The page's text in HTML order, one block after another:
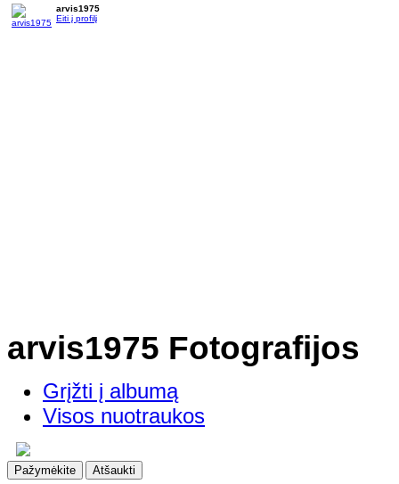
arvis1975
Eiti į profilį
arvis1975 Fotografijos
Grįžti į albumą
Visos nuotraukos
Pažymėkite Atšaukti